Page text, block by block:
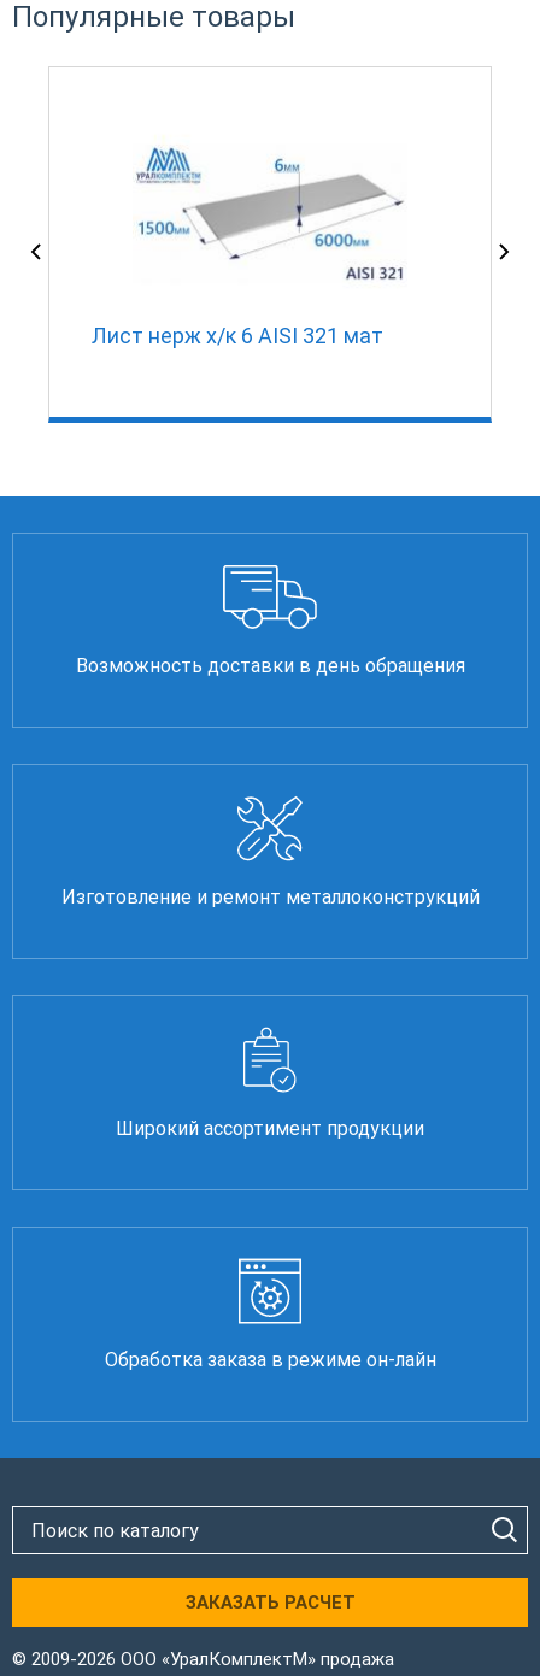
Популярные товары
Лист нерж х/к 6 AISI 321 мат
Возможность доставки в день обращения
Изготовление и ремонт металлоконструкций
Широкий ассортимент продукции
Обработка заказа в режиме он-лайн
ЗАКАЗАТЬ РАСЧЕТ
© 2009-2026 ООО «УралКомплектМ» продажа